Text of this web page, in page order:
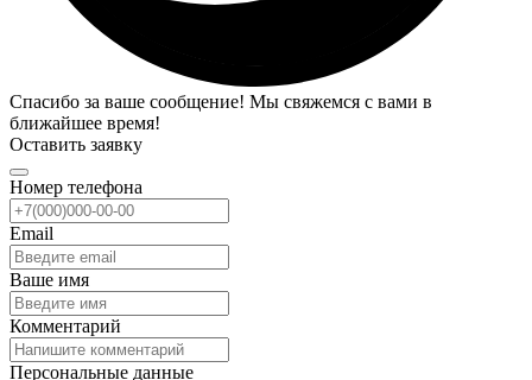
Спасибо за ваше сообщение! Мы свяжемся с вами в
ближайшее время!
Оставить заявку
Номер телефона
Email
Ваше имя
Комментарий
Персональные данные